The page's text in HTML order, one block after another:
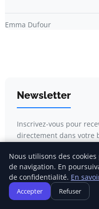
Emma Dufour
Newsletter
Inscrivez-vous pour
directement dans votre
Nous utilisons des
de navigation. En
de confidentialité. En
Accepter Refuser